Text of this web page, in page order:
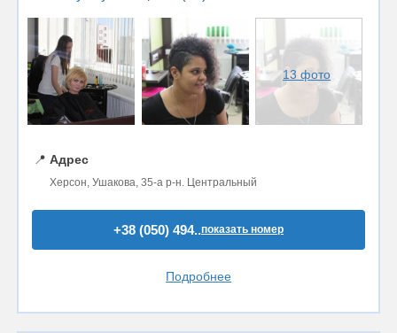
13 фото
📍 Адрес
Херсон, Ушакова, 35-а р-н. Центральный
+38 (050) 494..показать номер
Подробнее